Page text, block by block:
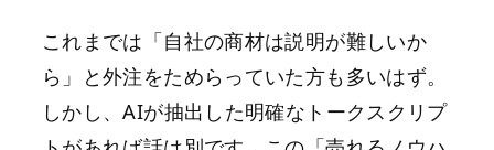
これまでは「自社の商材は説明が難しいか
ら」と外注をためらっていた方も多いはず。
しかし、AIが抽出した明確なトークスクリプ